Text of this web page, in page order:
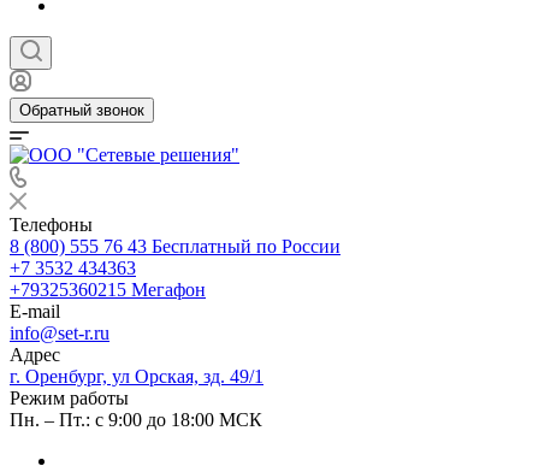
Обратный звонок
Телефоны
8 (800) 555 76 43 Бесплатный по России
+7 3532 434363
+79325360215 Мегафон
E-mail
info@set-r.ru
Адрес
г. Оренбург, ул Орская, зд. 49/1
Режим работы
Пн. – Пт.: с 9:00 до 18:00 МСК